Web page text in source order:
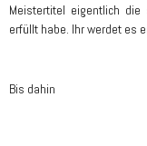
Meistertitel eigentlich die
erfüllt habe. Ihr werdet es
Bis dahin